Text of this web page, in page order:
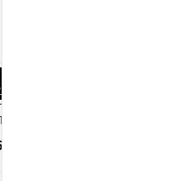
스마트 케어홈